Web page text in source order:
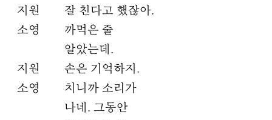
지원
잘 친다고 했잖아.
소영
까먹은 줄
알았는데.
지원
손은 기억하지.
소영
치니까 소리가
나네. 그동안